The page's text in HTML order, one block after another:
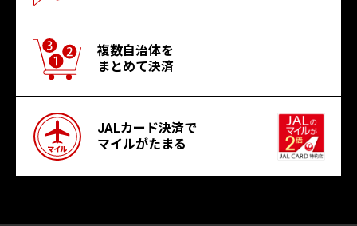
複数自治体を
まとめて決済
JALカード決済で
マイルがたまる